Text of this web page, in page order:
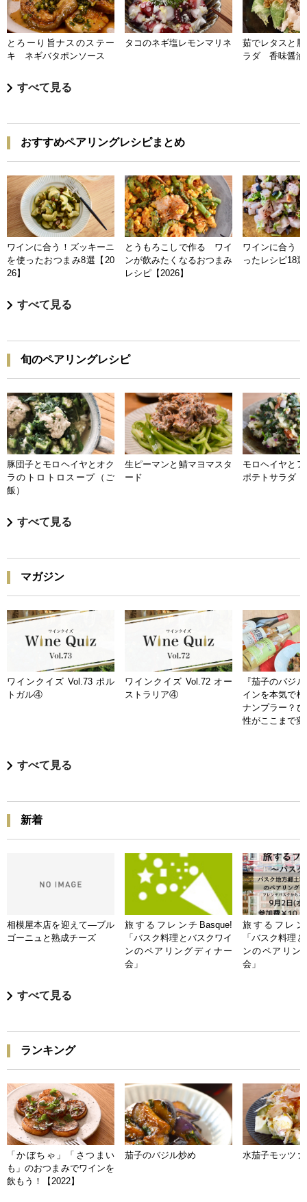
とろーり旨ナスのステー
キ ネギバタポンソース
タコのネギ塩レモンマリネ
茹でレタスと
ラダ 香味醤油
すべて見る
おすすめペアリングレシピまとめ
ワインに合う！ズッキーニ
を使ったおつまみ8選【20
26】
とうもろこしで作る ワイ
ンが飲みたくなるおつまみ
レシピ【2026】
ワインに合う
ったレシピ18
すべて見る
旬のペアリングレシピ
豚団子とモロヘイヤとオク
ラのトロトロスープ（ご
飯）
生ピーマンと鯖マヨマスタ
ード
モロヘイヤと
ポテトサラダ
すべて見る
マガジン
ワインクイズ Vol.73 ポル
トガル④
ワインクイズ Vol.72 オー
ストラリア④
『茄子のバジ
インを本気で
ナンプラー？
性がここまで
すべて見る
新着
相模屋本店を迎えて―ブル
ゴーニュと熟成チーズ
旅するフレンチBasque!
「バスク料理とバスクワイ
ンのペアリングディナー
会」
旅するフレン
「バスク料理
ンのペアリン
会」
すべて見る
ランキング
「かぼちゃ」「さつまい
も」のおつまみでワインを
飲もう！【2022】
茄子のバジル炒め 水茄子モッツァ